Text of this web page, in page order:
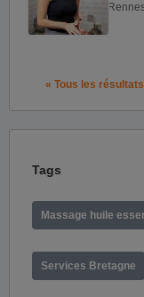
« Tous les résultats
Tags
Massage huile
Services Bretagne